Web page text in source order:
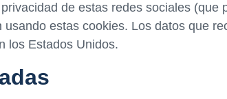
de estas redes sociales
usando estas cookies. Los datos que
los Estados Unidos.